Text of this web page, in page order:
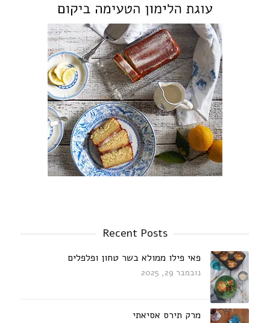
Recent Posts
פאי פילו ממולא בשר טחון ופלפלים
נובמבר 29, 2025
מרק תירס אסיאתי